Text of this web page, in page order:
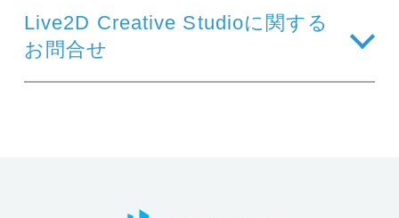
Live2D Creative Studioに関する
お問合せ